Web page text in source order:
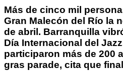
Más de cinco mil
Gran Malecón del Río la
de abril. Barranquilla
Día Internacional del
participaron más de 200
gras parade, cita que